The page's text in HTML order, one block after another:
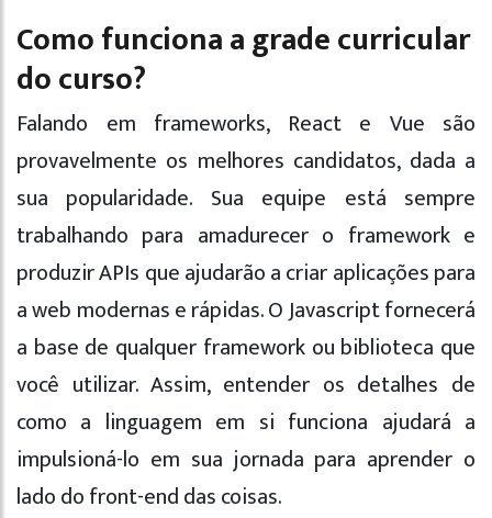
Como funciona a grade curricular
do curso?
Falando em frameworks, React e Vue são
provavelmente os melhores candidatos, dada a
sua popularidade. Sua equipe está sempre
trabalhando para amadurecer o framework e
produzir APIs que ajudarão a criar aplicações para
a web modernas e rápidas. O Javascript fornecerá
a base de qualquer framework ou biblioteca que
você utilizar. Assim, entender os detalhes de
como a linguagem em si funciona ajudará a
impulsioná-lo em sua jornada para aprender o
lado do front-end das coisas.